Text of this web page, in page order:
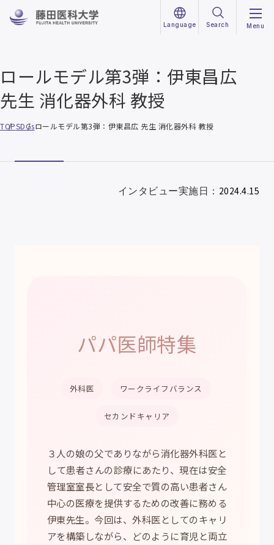
Language Search Menu
ロールモデル第3弾：伊東昌広
先生 消化器外科 教授
TOPSDGsロールモデル第3弾：伊東昌広 先生 消化器外科 教授
インタビュー実施日： 2024.4.15
パパ医師特集
外科医 ワークライフバランス
セカンドキャリア
３人の娘の父でありながら消化器外科医と
して患者さんの診療にあたり、現在は安全
管理室室長として安全で質の高い患者さん
中心の医療を提供するための改善に務める
伊東先生。今回は、外科医としてのキャリ
アを構築しながら、どのように育児と両立